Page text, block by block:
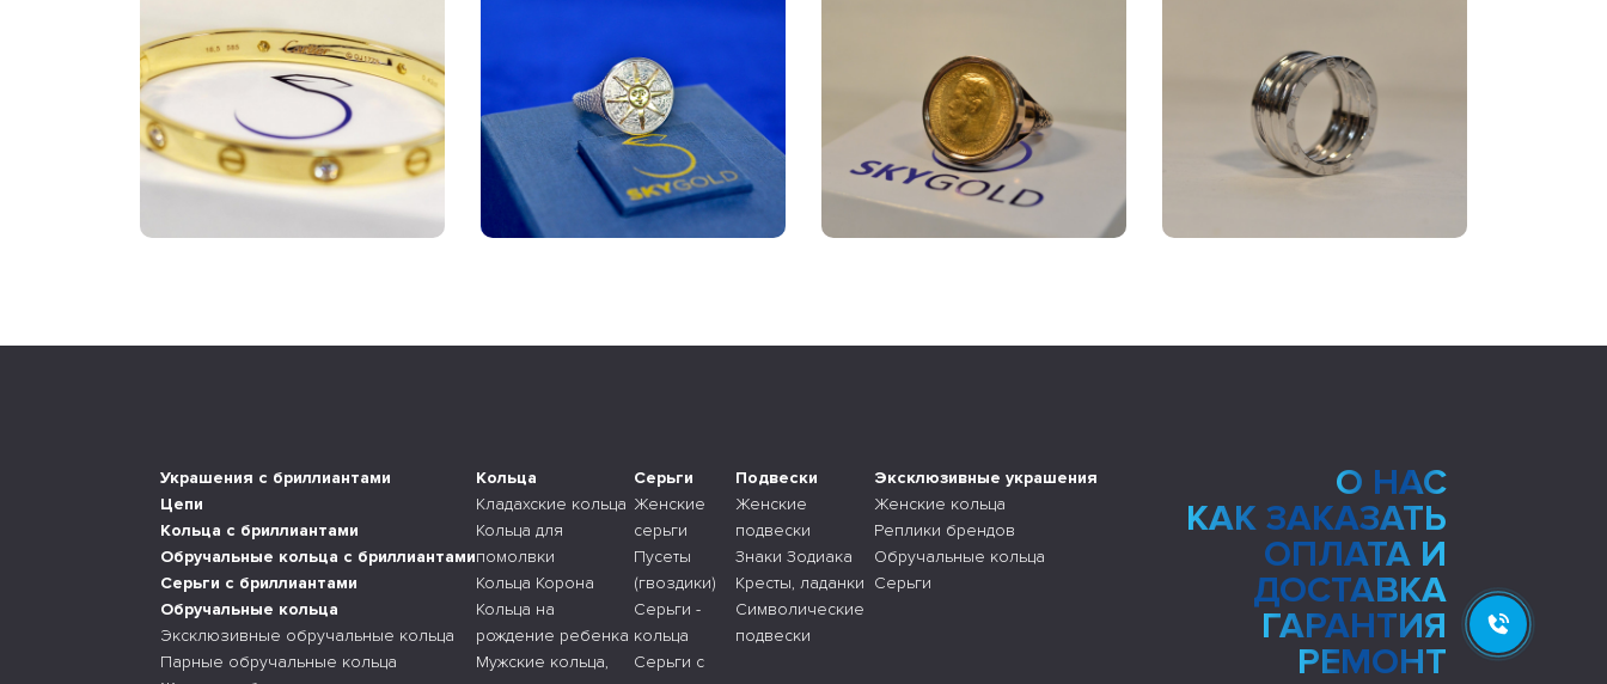
Украшения с бриллиантами
Цепи
Кольца с бриллиантами
Обручальные кольца с бриллиантами
Серьги с бриллиантами
Обручальные кольца
Эксклюзивные обручальные кольца
Парные обручальные кольца
Кольца
Кладахские кольца
Кольца для
помолвки
Кольца Корона
Кольца на
рождение ребенка
Мужские кольца,
Серьги
Женские
серьги
Пусеты
(гвоздики)
Серьги -
кольца
Серьги с
Подвески
Женские
подвески
Знаки Зодиака
Кресты, ладанки
Символические
подвески
Эксклюзивные украшения
Женские кольца
Реплики брендов
Обручальные кольца
Серьги
О НАС
КАК ЗАКАЗАТЬ
ОПЛАТА И
ДОСТАВКА
ГАРАНТИЯ
РЕМОНТ